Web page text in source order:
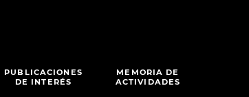
PUBLICACIONES
DE INTERÉS
MEMORIA DE
ACTIVIDADES